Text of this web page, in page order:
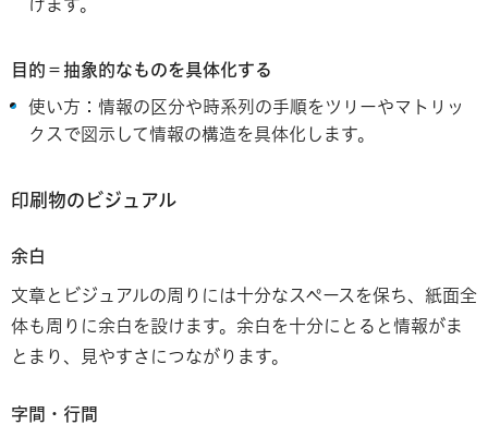
けます。
目的＝抽象的なものを具体化する
使い方：情報の区分や時系列の手順をツリーやマトリッ
クスで図示して情報の構造を具体化します。
印刷物のビジュアル
余白
文章とビジュアルの周りには十分なスペースを保ち、紙面全
体も周りに余白を設けます。余白を十分にとると情報がま
とまり、見やすさにつながります。
字間・行間